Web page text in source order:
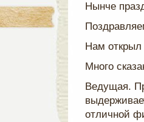
Нынче
Нам открыл
Много
Ведущая.
отличной